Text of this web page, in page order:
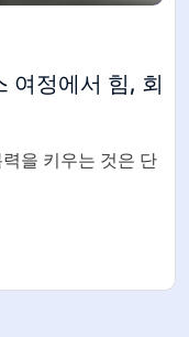
여정에서 힘, 회
을 키우는 것은 단